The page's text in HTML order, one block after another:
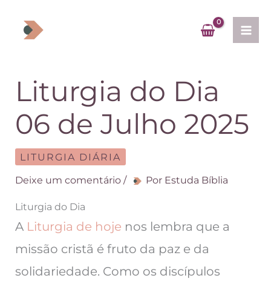
Liturgia do Dia
06 de Julho 2025
LITURGIA DIÁRIA
Deixe um comentário / Por Estuda Bíblia
Liturgia do Dia
A Liturgia de hoje nos lembra que a
missão cristã é fruto da paz e da
solidariedade. Como os discípulos